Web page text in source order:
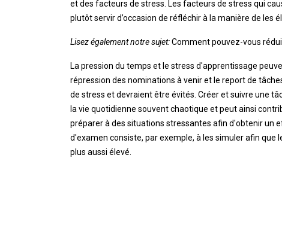
et des facteurs de stress. Les facteurs de stress qui
plutôt servir d’occasion de réfléchir à la manière de les
Lisez également notre sujet:Comment pouvez-vous
La pression du temps et le stress d'apprentissage
répression des nominations à venir et le report de
de stress et devraient être évités. Créer et suivre une
la vie quotidienne souvent chaotique et peut ainsi
préparer à des situations stressantes afin d'obtenir un
d'examen consiste, par exemple, à les simuler afin
plus aussi élevé.